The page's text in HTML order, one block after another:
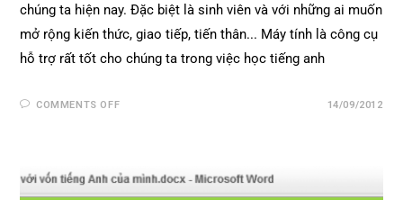
chúng ta hiện nay. Đặc biệt là sinh viên và với những ai muốn
mở rộng kiến thức, giao tiếp, tiến thân... Máy tính là công cụ
hỗ trợ rất tốt cho chúng ta trong việc học tiếng anh
COMMENTS OFF 14/09/2012